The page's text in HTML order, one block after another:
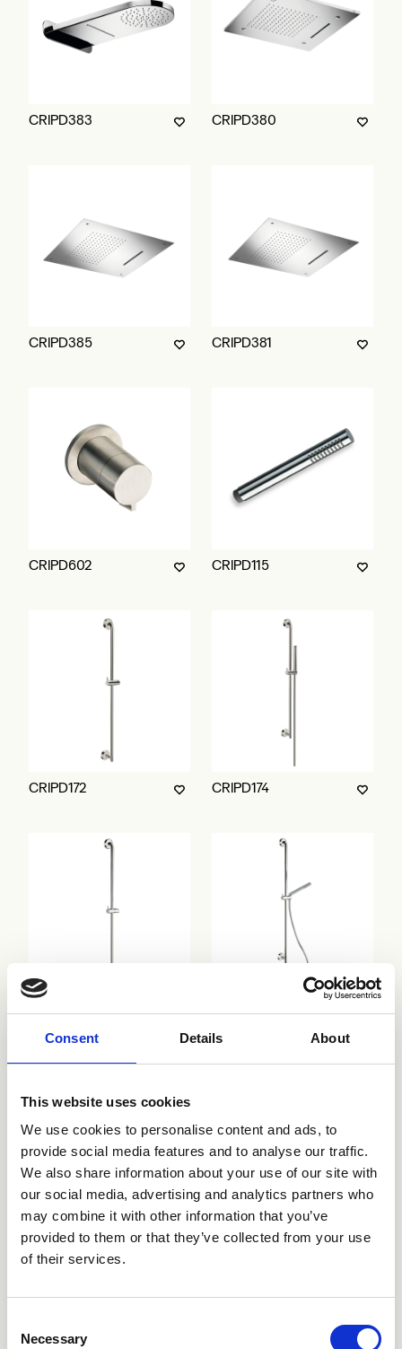
Consent Details About
This website uses cookies
We use cookies to personalise content and ads, to
provide social media features and to analyse our traffic.
We also share information about your use of our site with
our social media, advertising and analytics partners who
may combine it with other information that you’ve
provided to them or that they’ve collected from your use
of their services.
Selection
Necessary
CRIPD383 CRIPD380
CRIPD385 CRIPD381
CRIPD602 CRIPD115
CRIPD172 CRIPD174
CRIPD175 CRIPD177
CRIPD610 CRIPD611